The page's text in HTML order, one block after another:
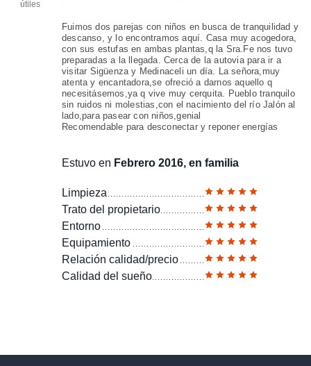
útiles
Fuimos dos parejas con niños en busca de tranquilidad y
descanso, y lo encontramos aquí. Casa muy acogedora,
con sus estufas en ambas plantas,q la Sra.Fe nos tuvo
preparadas a la llegada. Cerca de la autovia para ir a
visitar Sigüenza y Medinaceli un día. La señora,muy
atenta y encantadora,se ofreció a darnos aquello q
necesitásemos,ya q vive muy cerquita. Pueblo tranquilo
sin ruidos ni molestias,con el nacimiento del río Jalón al
lado,para pasear con niños,genial
Recomendable para desconectar y reponer energías
Estuvo en Febrero 2016, en familia
Limpieza
Trato del propietario
Entorno
Equipamiento
Relación calidad/precio
Calidad del sueño